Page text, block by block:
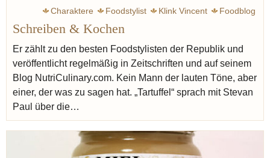
Charaktere Foodstylist Klink Vincent
Foodblog
England
Rotwein
Seiser Katharina
Redzepi René Noma Neapel
Schreiben & Kochen
Er zählt zu den besten Foodstylisten der Republik und
veröffentlicht regelmäßig in Zeitschriften und auf seinem
Blog NutriCulinary.com. Kein Mann der lauten Töne, aber
einer, der was zu sagen hat. „Tartuffel“ sprach mit Stevan
Paul über die…